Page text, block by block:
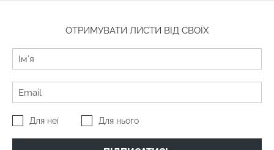
ОТРИМУВАТИ ЛИСТИ ВІД СВОЇХ
Для неї Для нього